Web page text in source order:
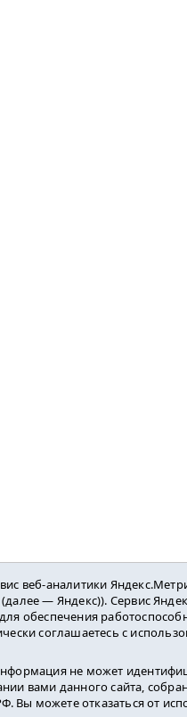
веб-аналитики
(далее — Яндекс)). Сервис
обеспечения
соглашаетесь с
не может
вами данного сайта,
Вы можете отказаться от